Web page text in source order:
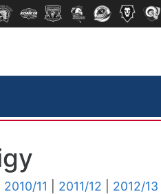
2010/11 2011/12 2012/13